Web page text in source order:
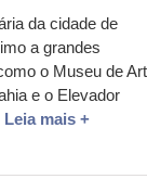
da cidade de
a grandes
o Museu de
e o Elevador
Leia mais +